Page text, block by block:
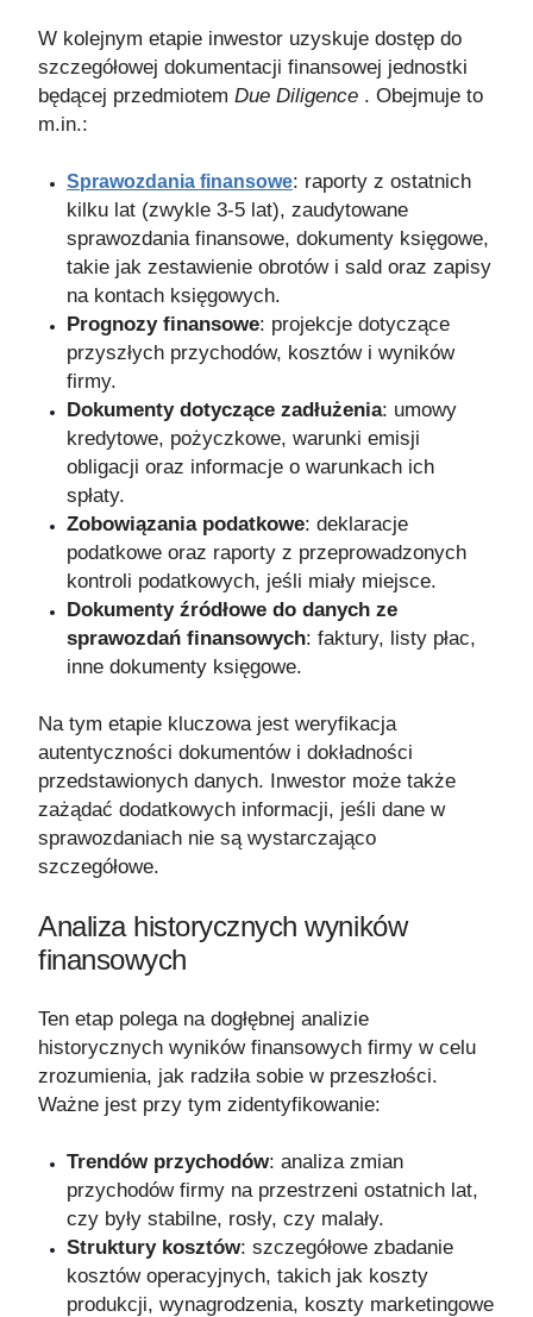
W kolejnym etapie inwestor uzyskuje dostęp do
szczegółowej dokumentacji finansowej jednostki
będącej przedmiotem Due Diligence . Obejmuje to
m.in.:
Sprawozdania finansowe: raporty z ostatnich
kilku lat (zwykle 3-5 lat), zaudytowane
sprawozdania finansowe, dokumenty księgowe,
takie jak zestawienie obrotów i sald oraz zapisy
na kontach księgowych.
Prognozy finansowe: projekcje dotyczące
przyszłych przychodów, kosztów i wyników
firmy.
Dokumenty dotyczące zadłużenia: umowy
kredytowe, pożyczkowe, warunki emisji
obligacji oraz informacje o warunkach ich
spłaty.
Zobowiązania podatkowe: deklaracje
podatkowe oraz raporty z przeprowadzonych
kontroli podatkowych, jeśli miały miejsce.
Dokumenty źródłowe do danych ze
sprawozdań finansowych: faktury, listy płac,
inne dokumenty księgowe.
Na tym etapie kluczowa jest weryfikacja
autentyczności dokumentów i dokładności
przedstawionych danych. Inwestor może także
zażądać dodatkowych informacji, jeśli dane w
sprawozdaniach nie są wystarczająco
szczegółowe.
Analiza historycznych wyników
finansowych
Ten etap polega na dogłębnej analizie
historycznych wyników finansowych firmy w celu
zrozumienia, jak radziła sobie w przeszłości.
Ważne jest przy tym zidentyfikowanie:
Trendów przychodów: analiza zmian
przychodów firmy na przestrzeni ostatnich lat,
czy były stabilne, rosły, czy malały.
Struktury kosztów: szczegółowe zbadanie
kosztów operacyjnych, takich jak koszty
produkcji, wynagrodzenia, koszty marketingowe